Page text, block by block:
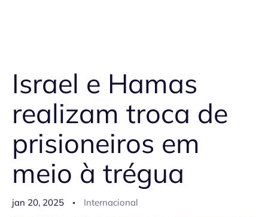
Israel e Hamas
realizam troca de
prisioneiros em
meio à trégua
jan 20, 2025 Internacional